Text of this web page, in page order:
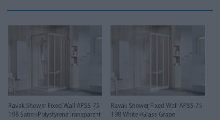
Ravak Shower Fixed Wall APSS-75
198 Satin+Polystyrene Transparent
Ravak Shower Fixed Wall APSS-75
198 White+Glass Grape